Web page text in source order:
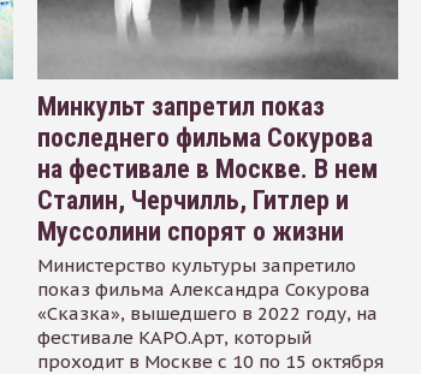
Минкульт запретил показ
последнего фильма Сокурова
на фестивале в Москве. В нем
Сталин, Черчилль, Гитлер и
Муссолини спорят о жизни
Министерство культуры запретило
показ фильма Александра Сокурова
«Сказка», вышедшего в 2022 году, на
фестивале КАРО.Арт, который
проходит в Москве с 10 по 15 октября